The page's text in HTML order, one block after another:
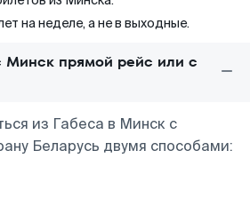
на неделе, а не в выходные.
Минск прямой рейс или с
из Габеса в Минск с
Беларусь двумя способами: